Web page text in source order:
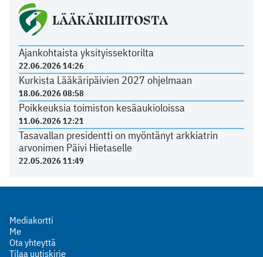
LÄÄKÄRILIITOSTA
Ajankohtaista yksityissektorilta
22.06.2026 14:26
Kurkista Lääkäripäivien 2027 ohjelmaan
18.06.2026 08:58
Poikkeuksia toimiston kesäaukioloissa
11.06.2026 12:21
Tasavallan presidentti on myöntänyt arkkiatrin
arvonimen Päivi Hietaselle
22.05.2026 11:49
Mediakortti
Me
Ota yhteyttä
Tilaa uutiskirje